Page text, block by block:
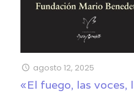
agosto 12, 2025
«El fuego, las voces,